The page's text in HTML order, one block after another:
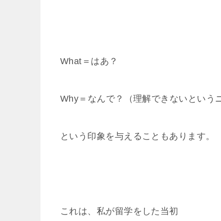
What＝はあ？
Why＝なんで？（理解できないという
という印象を与えることもあります。
これは、私が留学をした当初